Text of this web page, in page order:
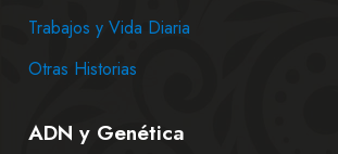
Trabajos y Vida Diaria
Otras Historias
ADN y Genética